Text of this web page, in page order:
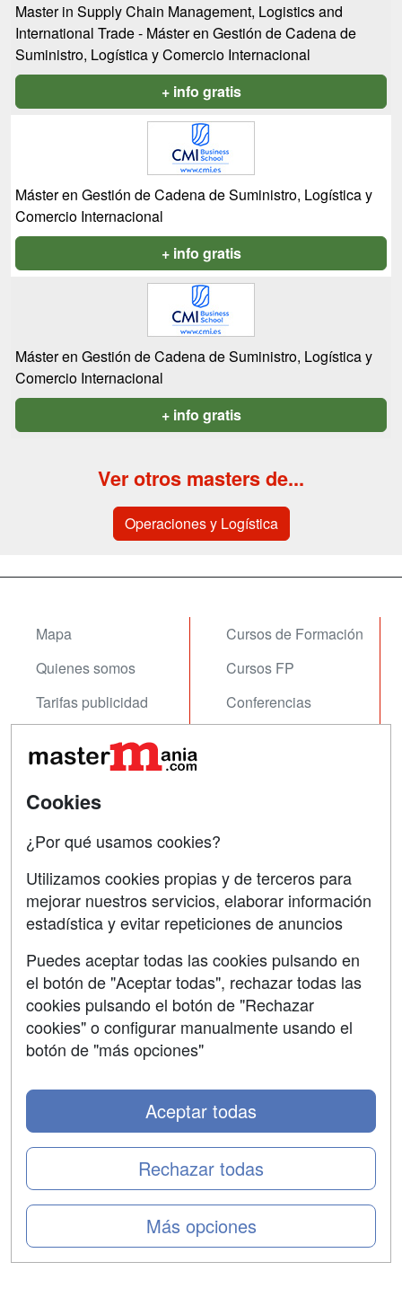
Master in Supply Chain Management, Logistics and
International Trade - Máster en Gestión de Cadena de
Suministro, Logística y Comercio Internacional
+ info gratis
Máster en Gestión de Cadena de Suministro, Logística y
Comercio Internacional
+ info gratis
Máster en Gestión de Cadena de Suministro, Logística y
Comercio Internacional
+ info gratis
Ver otros masters de...
Operaciones y Logística
Mapa
Quienes somos
Tarifas publicidad
Acceso Centros
Cursos de Formación
Cursos FP
Conferencias
Contactar
Confidencialidad
Aviso legal
SÍGUENOS EN:
Grupo formazion:
Copyright 2000-2026 Formazion Web, S.L. - Calle
Cookies
¿Por qué usamos cookies?
Utilizamos cookies propias y de terceros para
mejorar nuestros servicios, elaborar información
estadística y evitar repeticiones de anuncios
Puedes aceptar todas las cookies pulsando en
el botón de "Aceptar todas", rechazar todas las
cookies pulsando el botón de "Rechazar
cookies" o configurar manualmente usando el
botón de "más opciones"
Más opciones
Rechazar todas
Aceptar todas